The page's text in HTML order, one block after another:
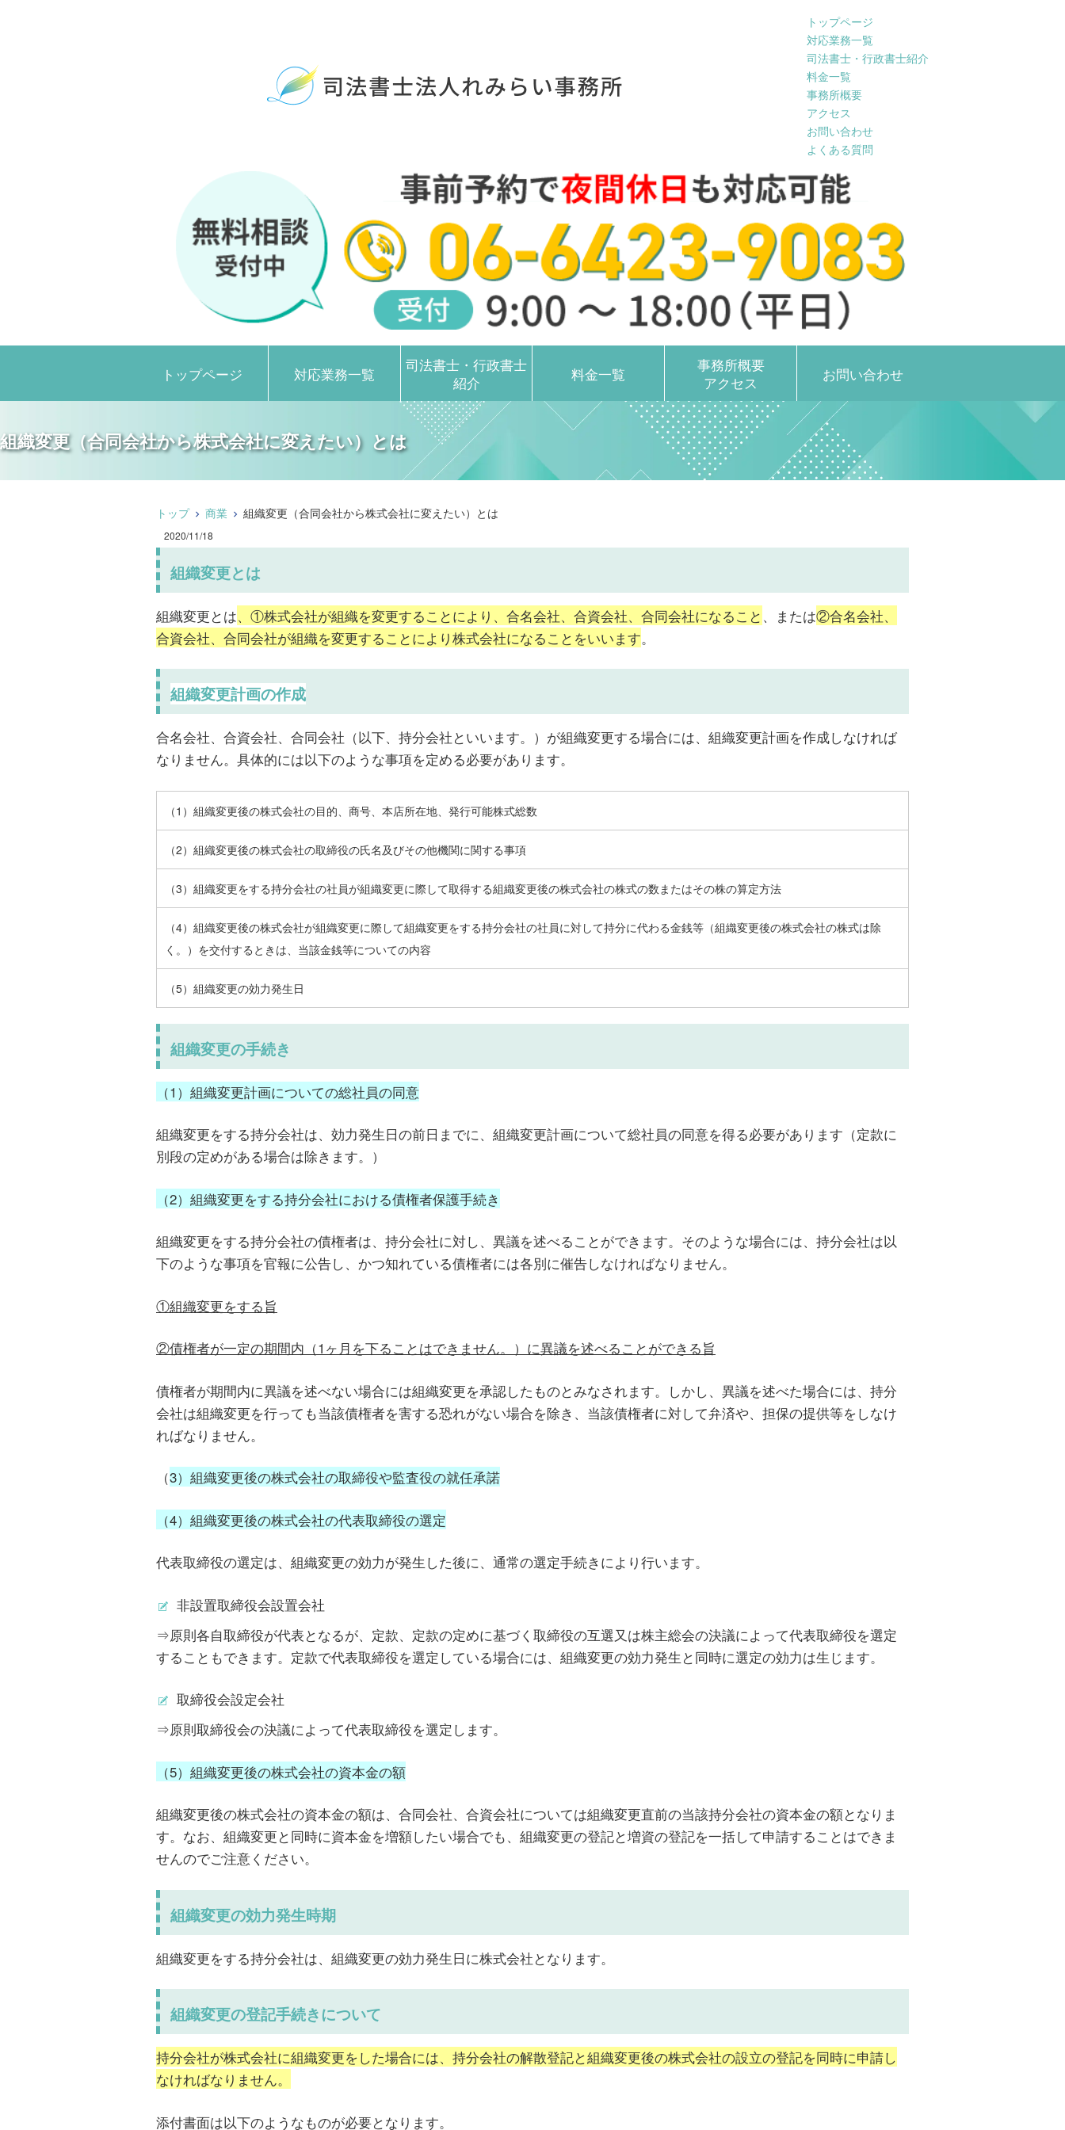
トップページ
対応業務一覧
司法書士・行政書士紹介
料金一覧
事務所概要
アクセス
お問い合わせ
よくある質問
トップページ 対応業務一覧
司法書士・行政書士
紹介
料金一覧
事務所概要
アクセス
お問い合わせ
組織変更（合同会社から株式会社に変えたい）とは
トップ 商業 組織変更（合同会社から株式会社に変えたい）とは
2020/11/18
組織変更とは
組織変更とは、①株式会社が組織を変更することにより、合名会社、合資会社、合同会社になること 、または②合名会社、
合資会社、合同会社が組織を変更することにより株式会社になることをいいます。
組織変更計画の作成
合名会社、合資会社、合同会社（以下、持分会社といいます。）が組織変更する場合には、組織変更計画を作成しなければ
なりません。具体的には以下のような事項を定める必要があります。
（1）組織変更後の株式会社の目的、商号、本店所在地、発行可能株式総数
（2）組織変更後の株式会社の取締役の氏名及びその他機関に関する事項
（3）組織変更をする持分会社の社員が組織変更に際して取得する組織変更後の株式会社の株式の数またはその株の算定方法
（4）組織変更後の株式会社が組織変更に際して組織変更をする持分会社の社員に対して持分に代わる金銭等（組織変更後の株式会社の株式は除
く。）を交付するときは、当該金銭等についての内容
（5）組織変更の効力発生日
組織変更の手続き
（1）組織変更計画についての総社員の同意
組織変更をする持分会社は、効力発生日の前日までに、組織変更計画について総社員の同意を得る必要があります（定款に
別段の定めがある場合は除きます。）
（2）組織変更をする持分会社における債権者保護手続き
組織変更をする持分会社の債権者は、持分会社に対し、異議を述べることができます。そのような場合には、持分会社は以
下のような事項を官報に公告し、かつ知れている債権者には各別に催告しなければなりません。
①組織変更をする旨
②債権者が一定の期間内（1ヶ月を下ることはできません。）に異議を述べることができる旨
債権者が期間内に異議を述べない場合には組織変更を承認したものとみなされます。しかし、異議を述べた場合には、持分
会社は組織変更を行っても当該債権者を害する恐れがない場合を除き、当該債権者に対して弁済や、担保の提供等をしなけ
ればなりません。
（3）組織変更後の株式会社の取締役や監査役の就任承諾
（4）組織変更後の株式会社の代表取締役の選定
代表取締役の選定は、組織変更の効力が発生した後に、通常の選定手続きにより行います。
非設置取締役会設置会社
⇒原則各自取締役が代表となるが、定款、定款の定めに基づく取締役の互選又は株主総会の決議によって代表取締役を選定
することもできます。定款で代表取締役を選定している場合には、組織変更の効力発生と同時に選定の効力は生じます。
取締役会設定会社
⇒原則取締役会の決議によって代表取締役を選定します。
（5）組織変更後の株式会社の資本金の額
組織変更後の株式会社の資本金の額は、合同会社、合資会社については組織変更直前の当該持分会社の資本金の額となりま
す。なお、組織変更と同時に資本金を増額したい場合でも、組織変更の登記と増資の登記を一括して申請することはできま
せんのでご注意ください。
組織変更の効力発生時期
組織変更をする持分会社は、組織変更の効力発生日に株式会社となります。
組織変更の登記手続きについて
持分会社が株式会社に組織変更をした場合には、持分会社の解散登記と組織変更後の株式会社の設立の登記を同時に申請し
なければなりません。
添付書面は以下のようなものが必要となります。